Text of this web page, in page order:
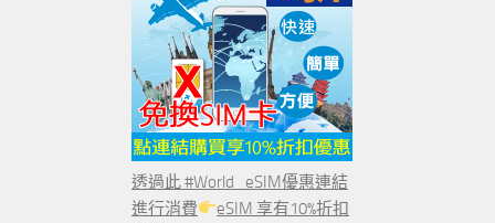
透過此 #World_eSIM優惠連結
進行消費
eSIM 享有10%折扣